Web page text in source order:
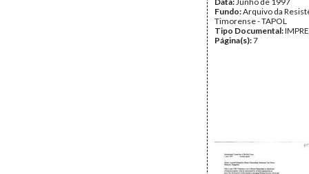
Fundo:Arquivo da
Timorense - TAPOL
Tipo Documental:
Página(s):7